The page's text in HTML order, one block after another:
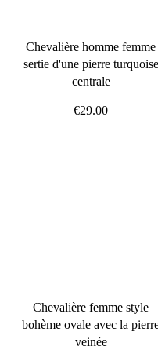
Chevalière homme femme
sertie d'une pierre turquoise
centrale
€29.00
Chevalière femme style
bohème ovale avec la
veinée